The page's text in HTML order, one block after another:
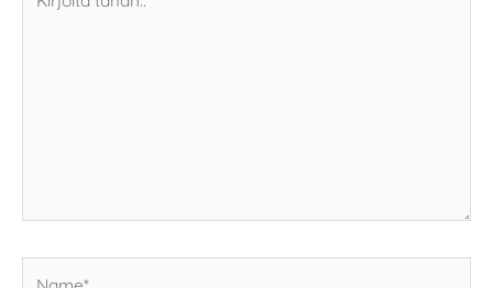
tähän..